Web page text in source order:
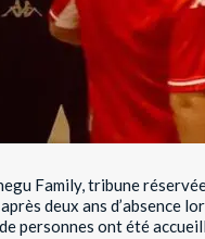
Family, tribune
deux ans d’absence
personnes ont été